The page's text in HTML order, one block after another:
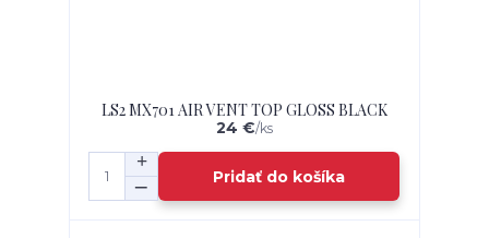
LS2 MX701 AIR VENT TOP GLOSS BLACK
24 €/ks
Pridať do košíka